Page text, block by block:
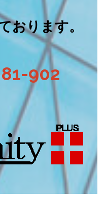
おります。
902